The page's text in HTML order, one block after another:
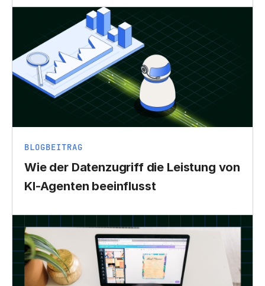
BLOGBEITRAG
Wie der Datenzugriff die Leistung von
KI-Agenten beeinflusst